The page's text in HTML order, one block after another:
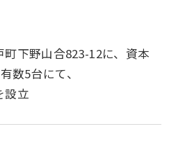
下野山合823-12に、資本
数5台にて、
設立